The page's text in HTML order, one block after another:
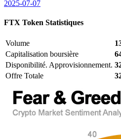
2025-07-07
FTX Token Statistiques
Volume
Capitalisation boursière
Disponibilité. Approvisionnement.
Offre Totale